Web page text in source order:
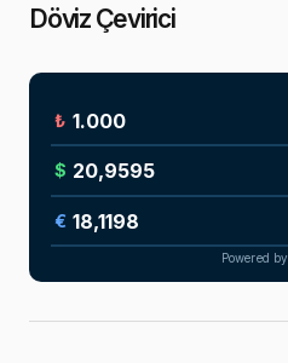
Döviz Çevirici
₺
$
€
Powered by